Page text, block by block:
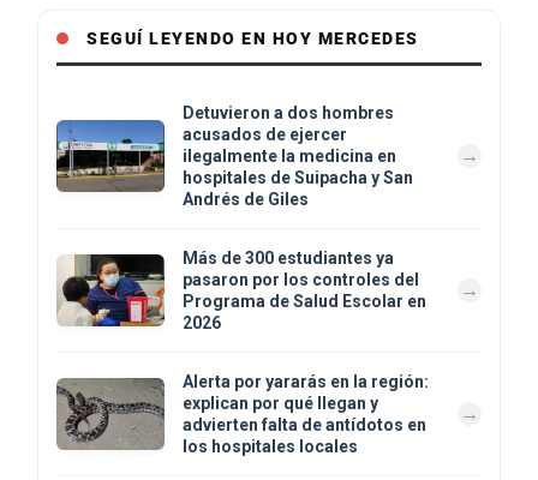
SEGUÍ LEYENDO EN HOY MERCEDES
Detuvieron a dos hombres
acusados de ejercer
ilegalmente la medicina en
hospitales de Suipacha y San
Andrés de Giles
Más de 300 estudiantes ya
pasaron por los controles del
Programa de Salud Escolar en
2026
Alerta por yararás en la región:
explican por qué llegan y
advierten falta de antídotos en
los hospitales locales